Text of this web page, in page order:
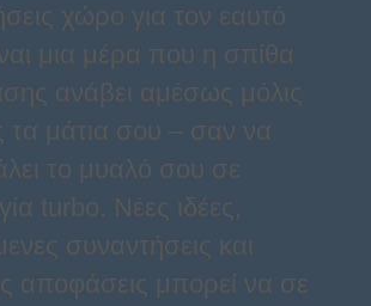
χώρο για τον εαυτό
μια μέρα που η σπίθα
ανάβει αμέσως μόλις
τα μάτια σου – σαν να
το μυαλό σου σε
turbo. Νέες ιδέες,
συναντήσεις και
αποφάσεις μπορεί να σε